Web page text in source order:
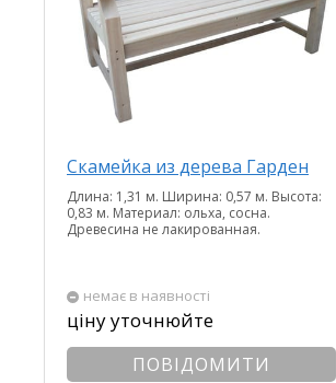
Скамейка из дерева Гарден
Длина: 1,31 м. Ширина: 0,57 м. Высота:
0,83 м. Материал: ольха, сосна.
Древесина не лакированная.
немає в наявності
ціну уточнюйте
ПОВІДОМИТИ